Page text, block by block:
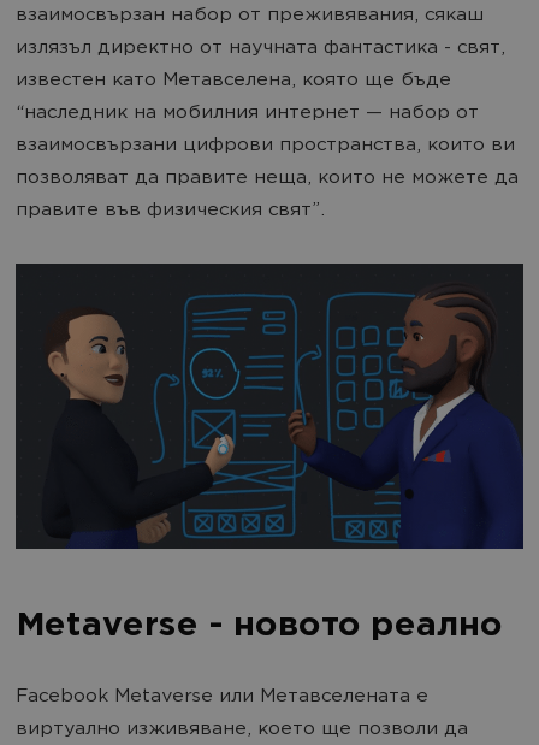
взаимосвързан набор от преживявания, сякаш
излязъл директно от научната фантастика - свят,
известен като Метавселена, която ще бъде
“наследник на мобилния интернет — набор от
взаимосвързани цифрови пространства, които ви
позволяват да правите неща, които не можете да
правите във физическия свят”.
Metaverse - новото реално
Facebook Metaverse или Mетавселената е
виртуално изживяване, което ще позволи да